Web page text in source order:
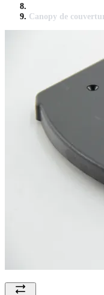
Canopy de